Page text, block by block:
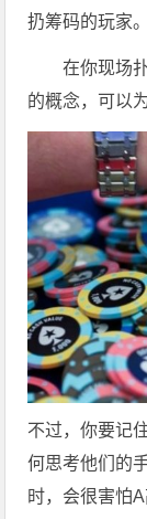
扔筹码的玩家。
在你现场
的概念，可以
不过，你要记
何思考他们的
时，会很害怕